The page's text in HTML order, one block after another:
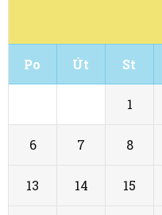
Po Út St
1
6 7 8
13 14 15